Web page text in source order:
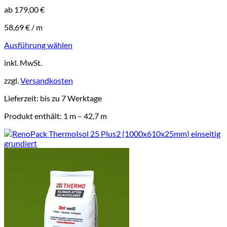
ab 179,00€
58,69€ / m
Ausführung wählen
Produkt
mehrere
auf.
Die
Optionen
können
auf
der
inkl. MwSt.
zzgl.Versandkosten
Lieferzeit: bis zu 7 Werktage
Produkt enthält: 1 m – 42,7 m